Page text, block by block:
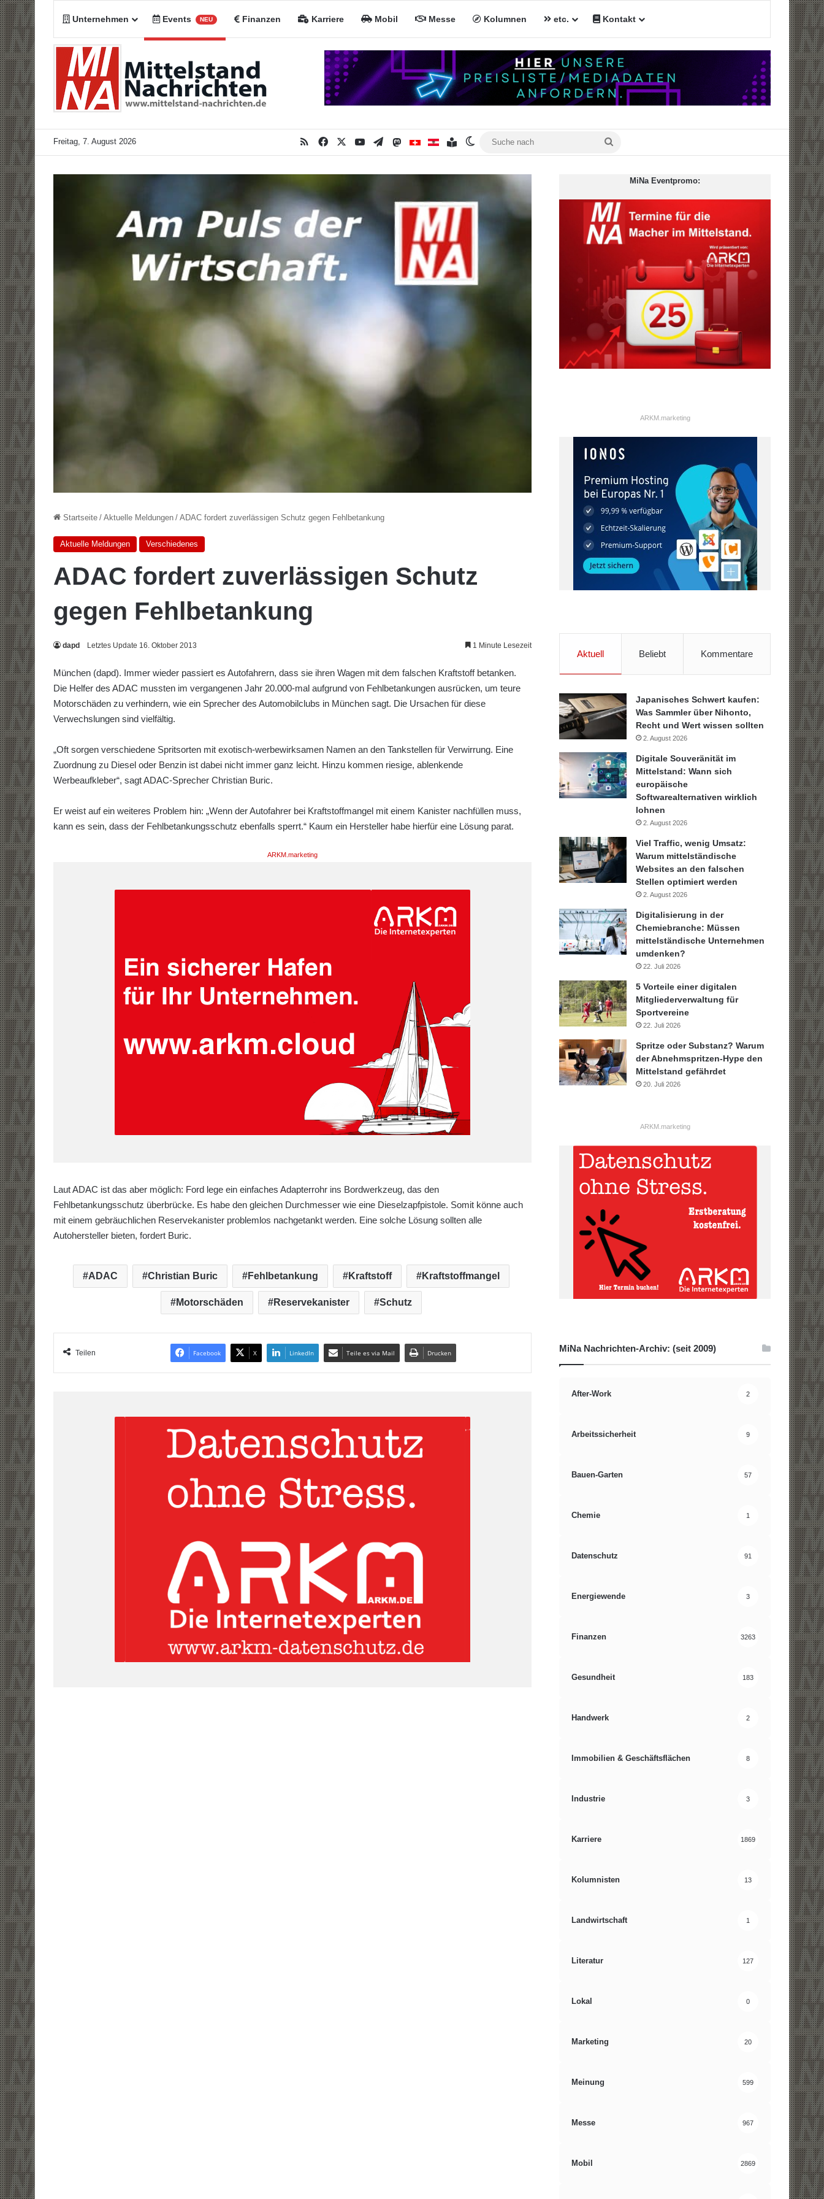
Unternehmen Events NEU Finanzen Karriere Mobil Messe Kolumnen etc. Kontakt
Freitag, 7. August 2026 RSSFacebookYouTubeTelegramMastodonMiNa CHMiNa AT
Inhaltsverzeichnis
Skin umschalten
Startseite / Aktuelle Meldungen / ADAC fordert zuverlässigen Schutz gegen Fehlbetankung
Aktuelle Meldungen Verschiedenes
ADAC fordert zuverlässigen Schutz
gegen Fehlbetankung
dapd Letztes Update 16. Oktober 2013 1 Minute Lesezeit
München (dapd). Immer wieder passiert es Autofahrern, dass sie ihren Wagen mit dem falschen Kraftstoff betanken.
Die Helfer des ADAC mussten im vergangenen Jahr 20.000-mal aufgrund von Fehlbetankungen ausrücken, um teure
Motorschäden zu verhindern, wie ein Sprecher des Automobilclubs in München sagt. Die Ursachen für diese
Verwechslungen sind vielfältig.
„Oft sorgen verschiedene Spritsorten mit exotisch-werbewirksamen Namen an den Tankstellen für Verwirrung. Eine
Zuordnung zu Diesel oder Benzin ist dabei nicht immer ganz leicht. Hinzu kommen riesige, ablenkende
Werbeaufkleber“, sagt ADAC-Sprecher Christian Buric.
Er weist auf ein weiteres Problem hin: „Wenn der Autofahrer bei Kraftstoffmangel mit einem Kanister nachfüllen muss,
kann es sein, dass der Fehlbetankungsschutz ebenfalls sperrt.“ Kaum ein Hersteller habe hierfür eine Lösung parat.
ARKM.marketing
Laut ADAC ist das aber möglich: Ford lege ein einfaches Adapterrohr ins Bordwerkzeug, das den
Fehlbetankungsschutz überbrücke. Es habe den gleichen Durchmesser wie eine Dieselzapfpistole. Somit könne auch
mit einem gebräuchlichen Reservekanister problemlos nachgetankt werden. Eine solche Lösung sollten alle
Autohersteller bieten, fordert Buric.
ADAC Christian Buric Fehlbetankung Kraftstoff Kraftstoffmangel
Motorschäden Reservekanister Schutz
Teilen Facebook X LinkedIn Teile es via Mail Drucken
MiNa Eventpromo:
ARKM.marketing
Aktuell Beliebt Kommentare
Japanisches Schwert kaufen:
Was Sammler über Nihonto,
Recht und Wert wissen sollten
2. August 2026
Digitale Souveränität im
Mittelstand: Wann sich
europäische
Softwarealternativen wirklich
lohnen
2. August 2026
Viel Traffic, wenig Umsatz:
Warum mittelständische
Websites an den falschen
Stellen optimiert werden
2. August 2026
Digitalisierung in der
Chemiebranche: Müssen
mittelständische Unternehmen
umdenken?
22. Juli 2026
5 Vorteile einer digitalen
Mitgliederverwaltung für
Sportvereine
22. Juli 2026
Spritze oder Substanz? Warum
der Abnehmspritzen-Hype den
Mittelstand gefährdet
20. Juli 2026
ARKM.marketing
MiNa Nachrichten-Archiv: (seit 2009)
After-Work 2
Arbeitssicherheit 9
Bauen-Garten 57
Chemie 1
Datenschutz 91
Energiewende 3
Finanzen 3263
Gesundheit 183
Handwerk 2
Immobilien & Geschäftsflächen 8
Industrie 3
Karriere 1869
Kolumnisten 13
Landwirtschaft 1
Literatur 127
Lokal 0
Marketing 20
Meinung 599
Messe 967
Mobil 2869